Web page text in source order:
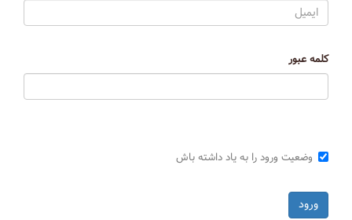
کلمه عبور
وضعیت ورود را به یاد داشته باش